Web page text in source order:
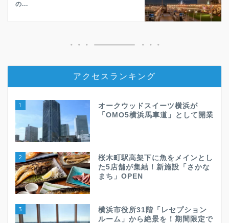
の...
アクセスランキング
1
オークウッドスイーツ横浜が
「OMO5横浜馬車道」として開業
2
桜木町駅高架下に魚をメインとし
た5店舗が集結！新施設「さかな
まち」OPEN
3
横浜市役所31階「レセプション
ルーム」から絶景を！期間限定で